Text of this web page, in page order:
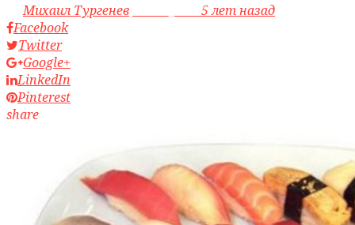
byМихаил Тургенев
5 лет назад
Facebook
Twitter
Google+
LinkedIn
Pinterest
share